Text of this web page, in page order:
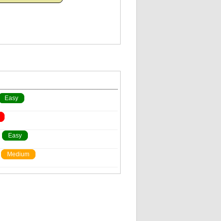
Easy
Easy
Medium